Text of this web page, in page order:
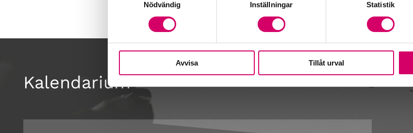
Nödvändig
Inställningar Statistik
Avvisa Tillåt urval
Kalendarium